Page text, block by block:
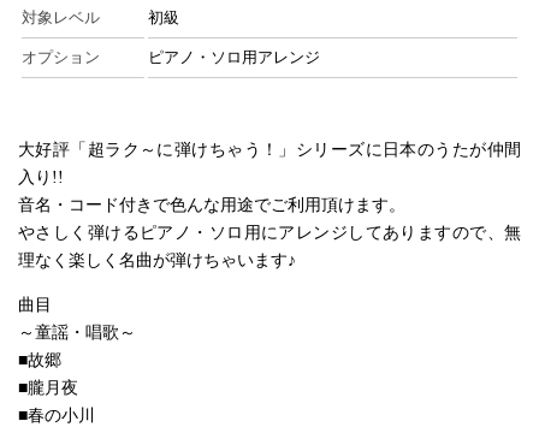
対象レベル 初級
オプション ピアノ・ソロ用アレンジ
大好評「超ラク～に弾けちゃう！」シリーズに日本のうたが仲間
入り!!
音名・コード付きで色んな用途でご利用頂けます。
やさしく弾けるピアノ・ソロ用にアレンジしてありますので、無
理なく楽しく名曲が弾けちゃいます♪
曲目
～童謡・唱歌～
■故郷
■朧月夜
■春の小川